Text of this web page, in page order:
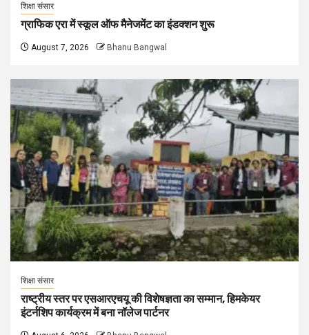
शिक्षा संसार
ग्राफिक एरा में स्कूल ऑफ मैनेजमेंट का इंडक्शन शुरू
August 7, 2026 Bhanu Bangwal
शिक्षा संसार
राष्ट्रीय स्तर पर एसआरएचयू की विशेषज्ञता का सम्मान, हिमकेयर
इंटर्नशिप कार्यक्रम में बना नॉलेज पार्टनर